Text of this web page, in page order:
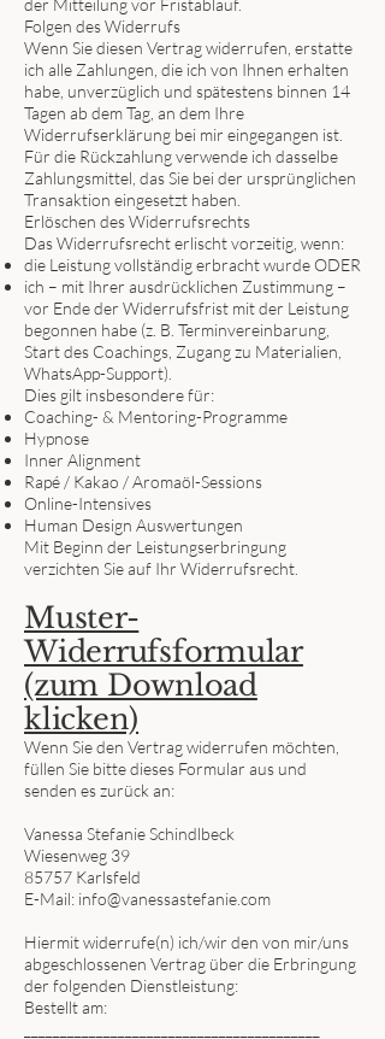
der Mitteilung vor Fristablauf.
Folgen des Widerrufs
Wenn Sie diesen Vertrag widerrufen, erstatte
ich alle Zahlungen, die ich von Ihnen erhalten
habe, unverzüglich und spätestens binnen 14
Tagen ab dem Tag, an dem Ihre
Widerrufserklärung bei mir eingegangen ist.
Für die Rückzahlung verwende ich dasselbe
Zahlungsmittel, das Sie bei der ursprünglichen
Transaktion eingesetzt haben.
Erlöschen des Widerrufsrechts
Das Widerrufsrecht erlischt vorzeitig, wenn:
die Leistung vollständig erbracht wurde ODER
ich – mit Ihrer ausdrücklichen Zustimmung –
vor Ende der Widerrufsfrist mit der Leistung
begonnen habe (z. B. Terminvereinbarung,
Start des Coachings, Zugang zu Materialien,
WhatsApp-Support).
Dies gilt insbesondere für:
Coaching- & Mentoring-Programme
Hypnose
Inner Alignment
Rapé / Kakao / Aromaöl-Sessions
Online-Intensives
Human Design Auswertungen
Mit Beginn der Leistungserbringung
verzichten Sie auf Ihr Widerrufsrecht.
Muster-
Widerrufsformular
(zum Download
klicken)
Wenn Sie den Vertrag widerrufen möchten,
füllen Sie bitte dieses Formular aus und
senden es zurück an:
Vanessa Stefanie Schindlbeck
Wiesenweg 39
85757 Karlsfeld
E-Mail: info@vanessastefanie.com
Hiermit widerrufe(n) ich/wir den von mir/uns
abgeschlossenen Vertrag über die Erbringung
der folgenden Dienstleistung:
Bestellt am: